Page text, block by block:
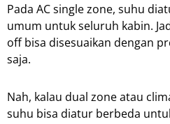
Pada AC single zone, suhu
umum untuk seluruh kabin.
off bisa disesuaikan dengan
saja.
Nah, kalau dual zone atau
suhu bisa diatur berbeda